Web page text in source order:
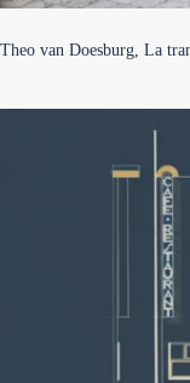
Theo van Doesburg, La